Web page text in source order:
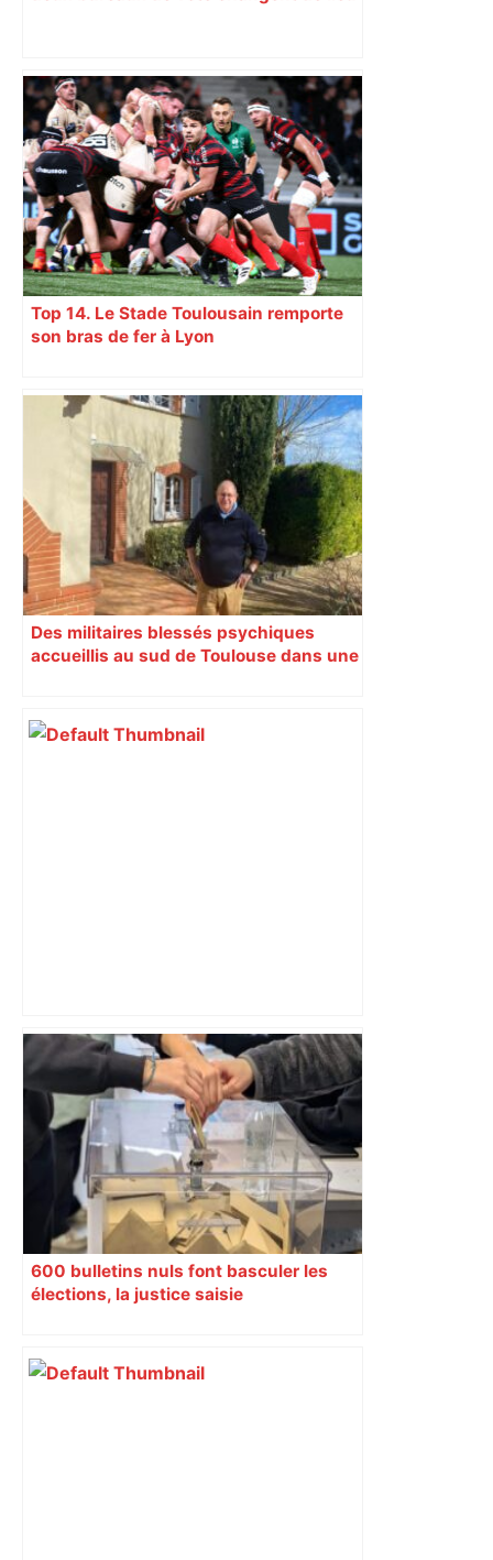
Top 14. Le Stade Toulousain remporte
son bras de fer à Lyon
Des militaires blessés psychiques
accueillis au sud de Toulouse dans une
« Si ça ferme, ça va laisser un vide » : à
Toulouse, les étudiants inquiets pour
l'avenir de la librairie Gibert – Actu.fr
600 bulletins nuls font basculer les
élections, la justice saisie